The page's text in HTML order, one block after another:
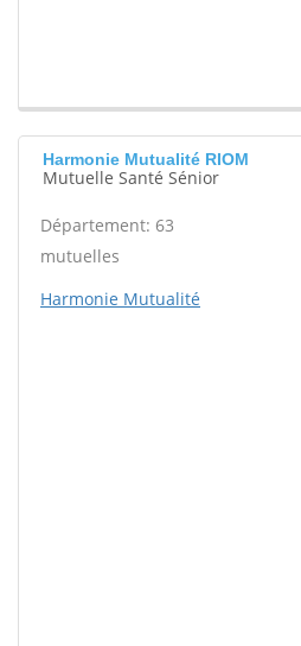
Harmonie Mutualité RIOM
Mutuelle Santé Sénior
Département: 63
mutuelles
Harmonie Mutualité